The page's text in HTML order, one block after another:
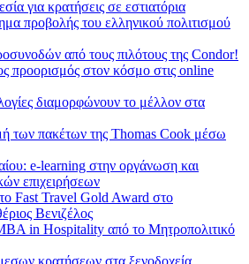
για κρατήσεις σε εστιατόρια
προβολής του ελληνικού πολιτισμού
από τους πιλότους της Condor!
προορισμός στον κόσμο στις online
διαμορφώνουν το μέλλον στα
των πακέτων της Thomas Cook μέσω
e-learning στην οργάνωση και
επιχειρήσεων
Fast Travel Gold Award στο
Βενιζέλος
in Hospitality από το Μητροπολιτικό
κρατήσεων στα ξενοδοχεία